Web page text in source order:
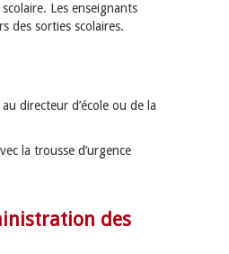
Les enseignants
des sorties scolaires.
directeur d’école ou de la
la trousse d’urgence
des